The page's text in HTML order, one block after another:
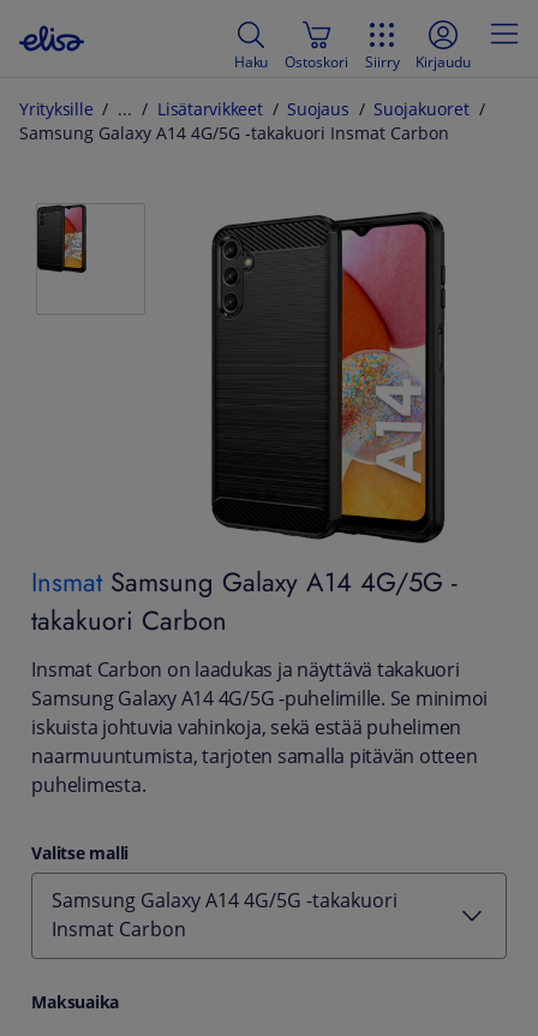
Haku Ostoskori Siirry Kirjaudu
Yrityksille Lisätarvikkeet Suojaus
Suojakuoret
Samsung Galaxy A14 4G/5G -takakuori Insmat Carbon
Insmat Samsung Galaxy A14 4G/5G -
takakuori Carbon
Insmat Carbon on laadukas ja näyttävä takakuori
Samsung Galaxy A14 4G/5G -puhelimille. Se minimoi
iskuista johtuvia vahinkoja, sekä estää puhelimen
naarmuuntumista, tarjoten samalla pitävän otteen
puhelimesta.
Valitse malli
Samsung Galaxy A14 4G/5G -takakuori
Insmat Carbon
Maksuaika